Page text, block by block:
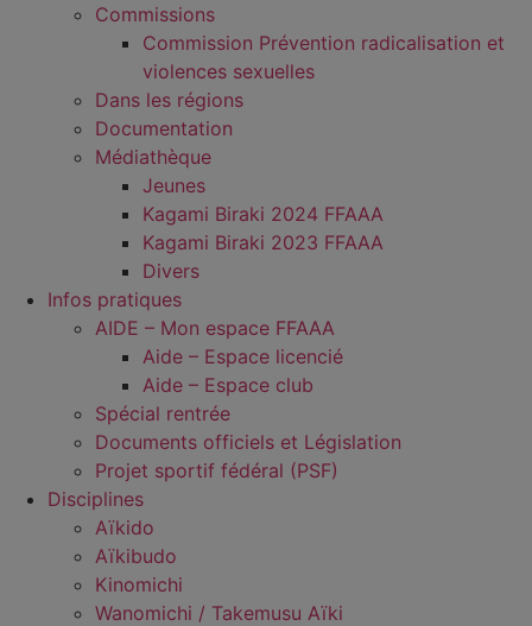
Commissions
Commission Prévention radicalisation et
violences sexuelles
Dans les régions
Documentation
Médiathèque
Jeunes
Kagami Biraki 2024 FFAAA
Kagami Biraki 2023 FFAAA
Divers
Infos pratiques
AIDE – Mon espace FFAAA
Aide – Espace licencié
Aide – Espace club
Spécial rentrée
Documents officiels et Législation
Projet sportif fédéral (PSF)
Disciplines
Aïkido
Aïkibudo
Kinomichi
Wanomichi / Takemusu Aïki